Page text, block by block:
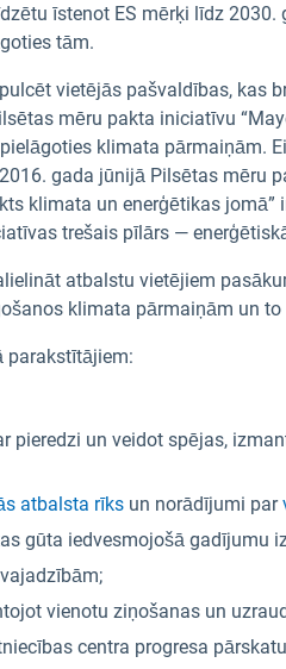
īstenot ES mērķi līdz
tām.
vietējās pašvaldības, kas
mēru pakta iniciatīvu
klimata pārmaiņām.
gada jūnijā Pilsētas
klimata un enerģētikas
trešais pīlārs —
atbalstu vietējiem
klimata pārmaiņām un
parakstītājiem:
pieredzi un veidot spējas,
atbalsta rīks un norādījumi par
gūta iedvesmojošā gadījumu
vienotu ziņošanas un
centra progresa